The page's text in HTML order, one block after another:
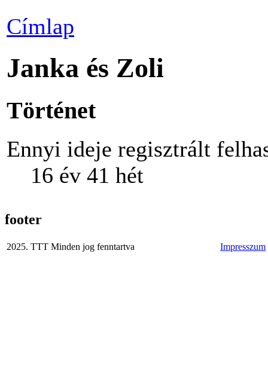
Címlap
Janka és Zoli
Történet
Ennyi ideje regisztrált
16 év 41 hét
footer
2025. TTT Minden jog fenntartva Impresszum